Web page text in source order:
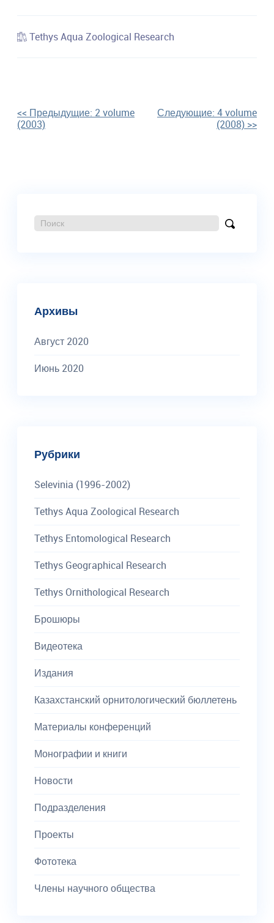
Tethys Aqua Zoological Research
Навигация
по
<< Предыдущие: 2 volume
(2003)
Следующие: 4 volume
(2008) >>
Поиск: Найти
Архивы
Август 2020
Июнь 2020
Рубрики
Selevinia (1996-2002)
Tethys Aqua Zoological Research
Tethys Entomological Research
Tethys Geographical Research
Tethys Ornithological Research
Брошюры
Видеотека
Издания
Казахстанский орнитологический бюллетень
Материалы конференций
Монографии и книги
Новости
Подразделения
Проекты
Фототека
Члены научного общества